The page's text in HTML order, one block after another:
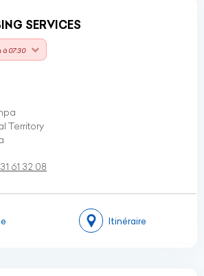
SERVICES
à 07:30
Territory
61 32 08
Itinéraire